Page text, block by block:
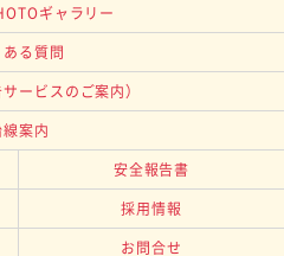
ギャラリー
る質問
サービスのご案内）
案内
安全報告書
採用情報
お問合せ